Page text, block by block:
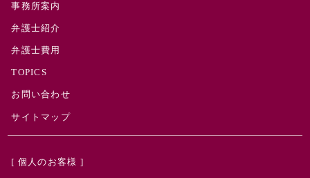
事務所案内
弁護士紹介
弁護士費用
TOPICS
お問い合わせ
サイトマップ
[ 個人のお客様 ]